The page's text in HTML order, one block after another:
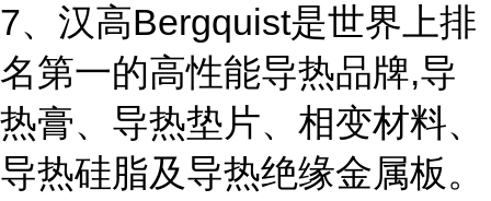
7、汉高Bergquist是世界上排
名第一的高性能导热品牌,导
热膏、导热垫片、相变材料、
导热硅脂及导热绝缘金属板。